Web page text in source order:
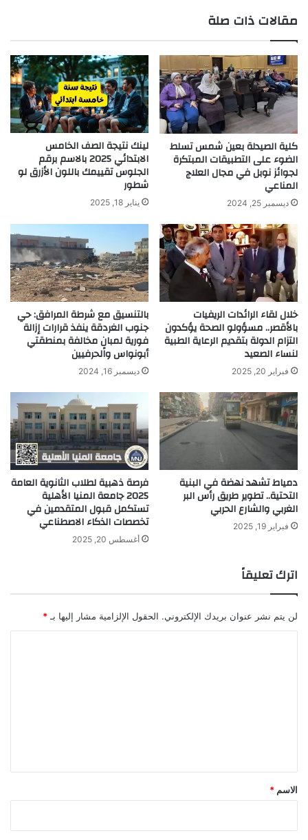
مقالات ذات صلة
كلية الصيدلة بعين شمس تسلط
الضوء على التطبيقات المبتكرة
لجوائز نوبل في مجال العلاج
المناعي
ديسمبر 25, 2024
لينك نتيجة الصف الخامس
الابتدائي 2025 بالاسم برقم
الجلوس تقييمك باللون الأزرق لو
شطور
يناير 18, 2025
خلال لقاء الرائدات الريفيات
بالأقصر.. مسؤولو الصحة يؤكدون
التزام الدولة بتقديم الرعاية الطبية
لنساء الصعيد
فبراير 20, 2025
بالتنسيق مع شرطة المرافق: حي
جنوب الغردقة ينفذ قرارات إزالة
فورية لمبانٍ مخالفة بمنطقتي
أبونواس والحرفيين
ديسمبر 16, 2024
دمياط تشهد نهضة في البنية
التحتية.. تطوير طريق رأس البر
الغربي والشارع الحربي
فبراير 19, 2025
فرصة ذهبية لطلاب الثانوية العامة
2025 جامعة المنيا الأهلية
تستكمل قبول المتقدمين في
تخصصات الذكاء الاصطناعي
أغسطس 20, 2025
اترك تعليقاً
لن يتم نشر عنوان بريدك الإلكتروني. الحقول الإلزامية مشار إليها بـ *
*
الاسم *